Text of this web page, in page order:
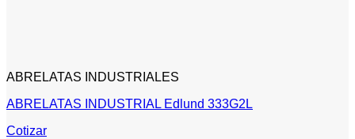
ABRELATAS INDUSTRIALES
ABRELATAS INDUSTRIAL Edlund 333G2L
Cotizar